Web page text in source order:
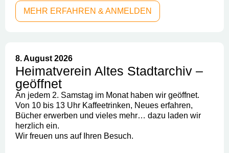
MEHR ERFAHREN & ANMELDEN
8. August 2026
Heimatverein Altes Stadtarchiv –
geöffnet
An jedem 2. Samstag im Monat haben wir geöffnet.
Von 10 bis 13 Uhr Kaffeetrinken, Neues erfahren,
Bücher erwerben und vieles mehr… dazu laden wir
herzlich ein.
Wir freuen uns auf Ihren Besuch.